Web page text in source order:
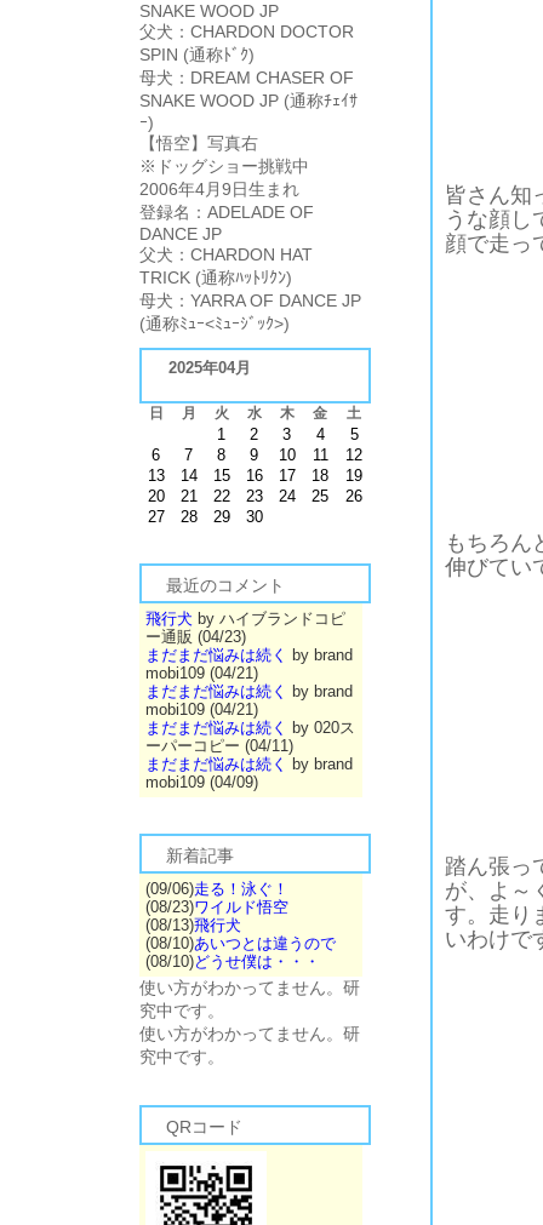
SNAKE WOOD JP
父犬：CHARDON DOCTOR
SPIN (通称ﾄﾞｸ)
母犬：DREAM CHASER OF
SNAKE WOOD JP (通称ﾁｪｲｻ
ｰ)
【悟空】写真右
※ドッグショー挑戦中
2006年4月9日生まれ
登録名：ADELADE OF
DANCE JP
父犬：CHARDON HAT
TRICK (通称ﾊｯﾄﾘｸﾝ)
母犬：YARRA OF DANCE JP
(通称ﾐｭｰ<ﾐｭｰｼﾞｯｸ>)
2025年04月
日 月 火 水 木 金 土
1 2 3 4
5
6
7 8 9 10 11
12
13
14 15 16 17 18
19
20
21 22 23 24 25
26
27
28 29 30
最近のコメント
飛行犬 by ハイブランドコピ
ー通販 (04/23)
まだまだ悩みは続く
by brand
mobi109 (04/21)
まだまだ悩みは続く
by brand
mobi109 (04/21)
まだまだ悩みは続く
by 020ス
ーパーコピー (04/11)
まだまだ悩みは続く
by brand
mobi109 (04/09)
新着記事
(09/06)走る！泳ぐ！
(08/23)ワイルド悟空
(08/13)飛行犬
(08/10)あいつとは違うので
(08/10)どうせ僕は・・・
使い方がわかってません。研
究中です。
使い方がわかってません。研
究中です。
QRコード
皆さん知
うな顔し
顔で走っ
もちろん
伸びてい
踏ん張っ
が、よ～
す。走り
いわけで